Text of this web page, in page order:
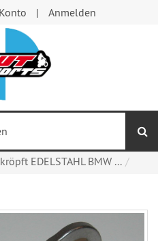
Anmelden
EDELSTAHL BMW ...